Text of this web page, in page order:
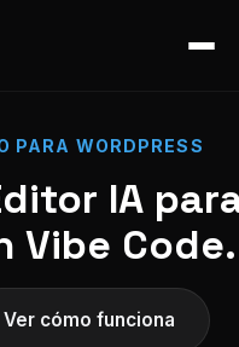
PARA WORDPRESS
IA
Vibe Code.
Ver cómo funciona